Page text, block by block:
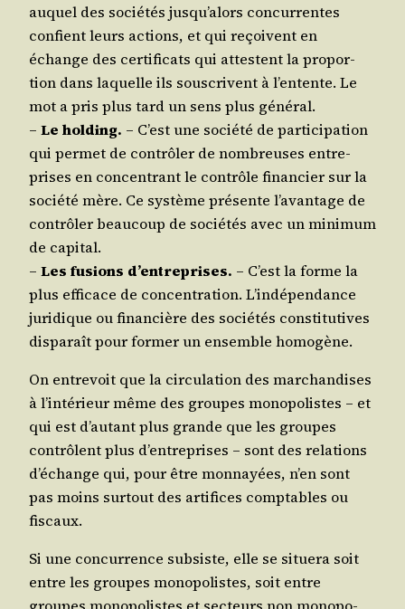
auquel des socié­tés jusqu’alors concur­rentes
confient leurs actions, et qui reçoivent en
échange des cer­ti­fi­cats qui attestent la pro­por­
tion dans laquelle ils sous­crivent à l’entente. Le
mot a pris plus tard un sens plus général.
– Le hol­ding. – C’est une socié­té de par­ti­ci­pa­tion
qui per­met de contrô­ler de nom­breuses entre­
prises en concen­trant le contrôle finan­cier sur la
socié­té mère. Ce sys­tème pré­sente l’avantage de
contrô­ler beau­coup de socié­tés avec un mini­mum
de capital.
– Les fusions d’entreprises. – C’est la forme la
plus effi­cace de concen­tra­tion. L’indépendance
juri­dique ou finan­cière des socié­tés consti­tu­tives
dis­pa­raît pour for­mer un ensemble homogène.
On entre­voit que la cir­cu­la­tion des mar­chan­dises
à l’intérieur même des groupes mono­po­listes – et
qui est d’autant plus grande que les groupes
contrôlent plus d’entreprises – sont des rela­tions
d’échange qui, pour être mon­nayées, n’en sont
pas moins sur­tout des arti­fices comp­tables ou
fiscaux.
Si une concur­rence sub­siste, elle se situe­ra soit
entre les groupes mono­po­listes, soit entre